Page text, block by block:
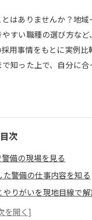
はありませんか？地
すい職種の選び方な
用事情をもとに実例
知った上で、自分に
目次
備の現場を見る
警備の仕事内容を知る
りがいを現地目線で
ントや施設の安全確保の